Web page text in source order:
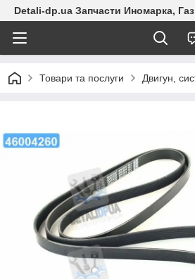
Detali-dp.ua Запчасти Иномарка,
Товари та послуги Двигун,